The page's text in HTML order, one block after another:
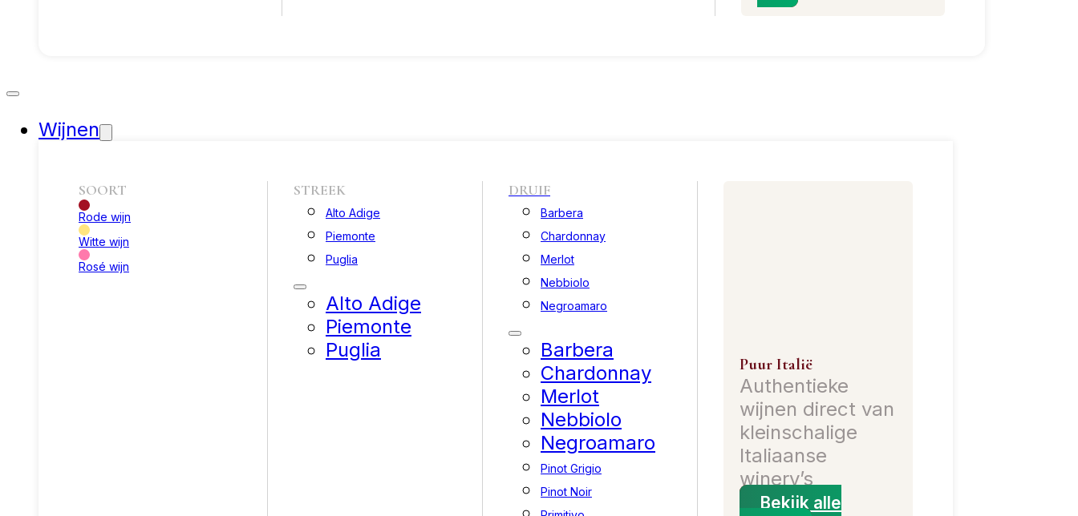
Wijnen
SOORT
Rode wijn
Witte wijn
Rosé wijn
STREEK
Alto Adige
Piemonte
Puglia
Alto Adige
Piemonte
Puglia
DRUIF
Barbera
Chardonnay
Merlot
Nebbiolo
Negroamaro
Barbera
Chardonnay
Merlot
Nebbiolo
Negroamaro
Pinot Grigio
Pinot Noir
Puur Italië
Authentieke
wijnen direct van
kleinschalige
Italiaanse
winery’s
Bekijk alle